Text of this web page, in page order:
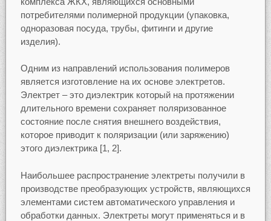
потребителями полимерной продукции (упаковка,
одноразовая посуда, трубы, фитинги и другие
изделия).
Одним из направлений использования полимеров
является изготовление на их основе электретов.
Электрет – это диэлектрик который на протяжении
длительного времени сохраняет поляризованное
состояние после снятия внешнего воздействия,
которое приводит к поляризации (или заряжению)
этого диэлектрика [1, 2].
Наибольшее распространение электреты получили в
производстве преобразующих устройств, являющихся
элементами систем автоматического управления и
обработки данных. Электреты могут применяться и в